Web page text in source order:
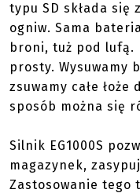
typu SD składa się
ogniw. Sama
broni, tuż pod lufą.
prosty. Wysuwamy
zsuwamy całe
sposób można się
Silnik EG1000S
magazynek,
Zastosowanie tego